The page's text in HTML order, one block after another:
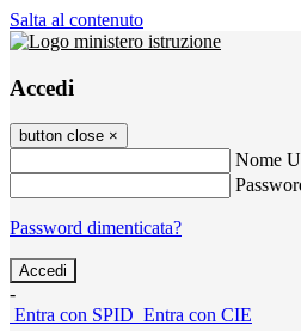
Salta al contenuto
Accedi
button close ×
Nome
Password dimenticata?
-
Entra con SPID Entra con CIE